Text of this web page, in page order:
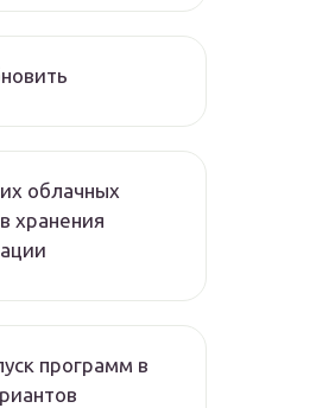
облачных
хранения
программ в